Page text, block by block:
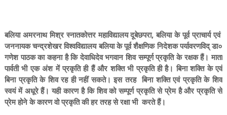
बलिया अमरनाथ मिश्र स्नातकोत्तर महाविद्यालय दूबेछपरा, बलिया के पूर्व प्राचार्य एवं
जननायक चन्द्रशेखर विश्वविद्यालय बलिया के पूर्व शैक्षणिक निदेशक पर्यावरणविद् डा०
गणेश पाठक का कहना है कि देवाधिदेव भगवान शिव सम्पूर्ण प्रकृति के रक्षक हैं। माता
पार्वती भी एक अंश में प्रकृति ही हैं और शक्ति भी प्रकृति ही है। बिना शक्ति के एवं
बिना प्रकृति के शिव रह ही नहीं सकते। इस तरह बिना शक्ति एवं प्रकृति के शिव
स्वयं में अधूरे हैं। यही कारण है कि शिव को सम्पूर्ण प्रकृति से प्रेम है और प्रकृति से
प्रेम होने के कारण वो प्रकृति की हर तरह से रक्षा भी करते हैं।